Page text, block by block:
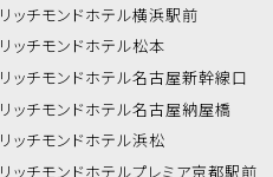
リッチモンドホテル横浜駅前
リッチモンドホテル松本
リッチモンドホテル名古屋新幹線口
リッチモンドホテル名古屋納屋橋
リッチモンドホテル浜松
リッチモンドホテルプレミア京都駅前